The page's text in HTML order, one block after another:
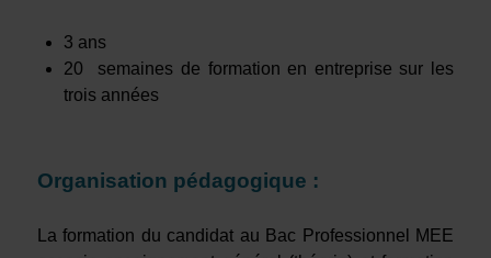
3 ans
20 semaines de formation en entreprise sur les
trois années
Organisation pédagogique :
La formation du candidat au Bac Professionnel MEE